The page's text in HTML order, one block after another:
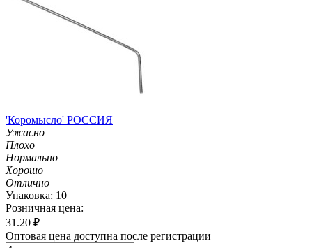
'Коромысло' РОССИЯ
Ужасно
Плохо
Нормально
Хорошо
Отлично
Упаковка: 10
Розничная цена:
31.20 ₽
Оптовая цена доступна после регистрации